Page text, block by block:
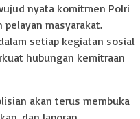
nyata komitmen Polri
pelayan masyarakat.
setiap kegiatan sosial
hubungan kemitraan
akan terus membuka